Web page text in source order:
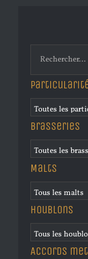
Brasseries
Malts
Houblons
Accords